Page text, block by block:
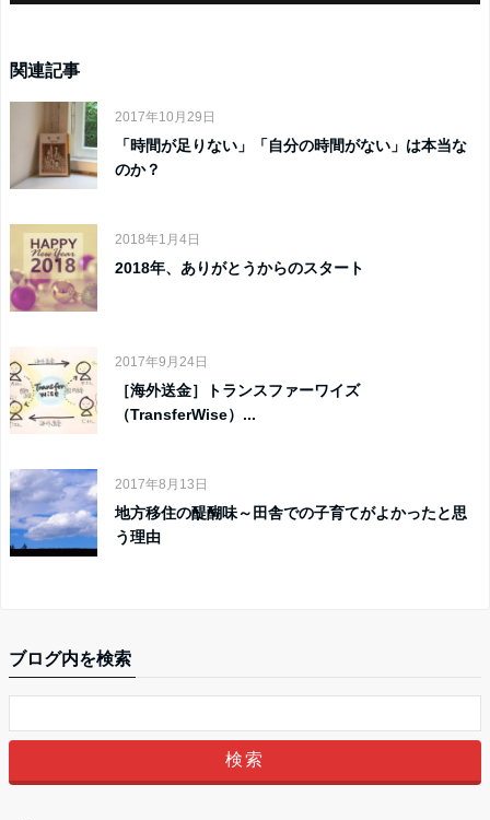
関連記事
2017年10月29日
「時間が足りない」「自分の時間がない」は本当な
のか？
2018年1月4日
2018年、ありがとうからのスタート
2017年9月24日
［海外送金］トランスファーワイズ
（TransferWise）...
2017年8月13日
地方移住の醍醐味～田舎での子育てがよかったと思
う理由
ブログ内を検索